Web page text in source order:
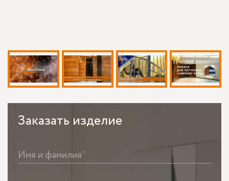
Заказать изделие
Имя и фамилия*